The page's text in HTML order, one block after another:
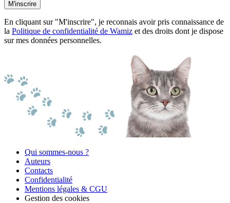
M'inscrire
En cliquant sur "M'inscrire", je reconnais avoir pris connaissance de
la Politique de confidentialité de Wamiz et des droits dont je dispose
sur mes données personnelles.
Qui sommes-nous ?
Auteurs
Contacts
Confidentialité
Mentions légales & CGU
Gestion des cookies